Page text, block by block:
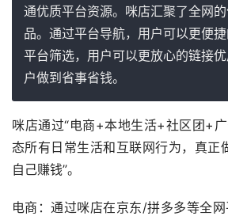
通优质平台资源。咪店汇聚了全网
品。通过平台导航，用户可以更便
平台筛选，用户可以更放心的链接
户做到省事省钱。
咪店通过“电商+本地生活+社区团+
态所有日常生活和互联网行为，真正
自己赚钱”。
电商：通过咪店在京东/拼多多等全